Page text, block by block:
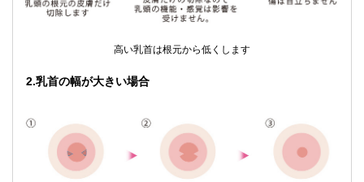
高い乳首は根元から低くします
2.乳首の幅が大きい場合